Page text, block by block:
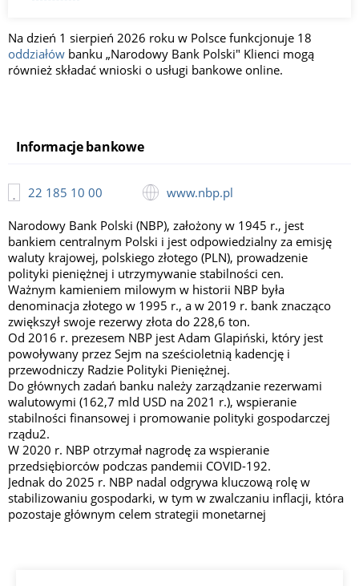
Na dzień 1 sierpień 2026 roku w Polsce funkcjonuje 18
oddziałów banku „Narodowy Bank Polski" Klienci mogą
również składać wnioski o usługi bankowe online.
Informacje bankowe
22 185 10 00 www.nbp.pl
Narodowy Bank Polski (NBP), założony w 1945 r., jest
bankiem centralnym Polski i jest odpowiedzialny za emisję
waluty krajowej, polskiego złotego (PLN), prowadzenie
polityki pieniężnej i utrzymywanie stabilności cen.
Ważnym kamieniem milowym w historii NBP była
denominacja złotego w 1995 r., a w 2019 r. bank znacząco
zwiększył swoje rezerwy złota do 228,6 ton.
Od 2016 r. prezesem NBP jest Adam Glapiński, który jest
powoływany przez Sejm na sześcioletnią kadencję i
przewodniczy Radzie Polityki Pieniężnej.
Do głównych zadań banku należy zarządzanie rezerwami
walutowymi (162,7 mld USD na 2021 r.), wspieranie
stabilności finansowej i promowanie polityki gospodarczej
rządu2.
W 2020 r. NBP otrzymał nagrodę za wspieranie
przedsiębiorców podczas pandemii COVID-192.
Jednak do 2025 r. NBP nadal odgrywa kluczową rolę w
stabilizowaniu gospodarki, w tym w zwalczaniu inflacji, która
pozostaje głównym celem strategii monetarnej